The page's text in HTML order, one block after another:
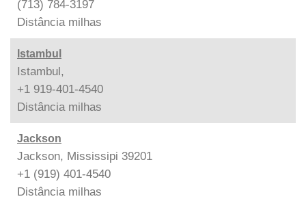
(713) 784-3197
Distância milhas
Istambul
Istambul,
+1 919-401-4540
Distância milhas
Jackson
Jackson, Mississipi 39201
+1 (919) 401-4540
Distância milhas